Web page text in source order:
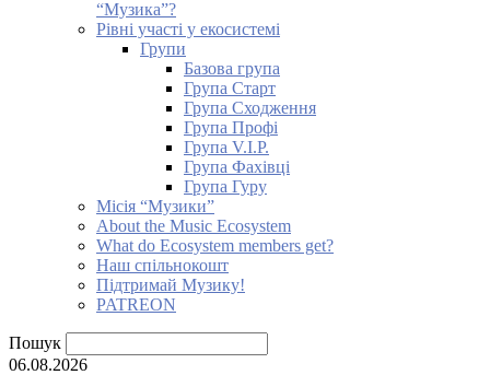
“Музика”?
Рівні участі у екосистемі
Групи
Базова група
Група Старт
Група Сходження
Група Профі
Група V.I.P.
Група Фахівці
Група Гуру
Місія “Музики”
About the Music Ecosystem
What do Ecosystem members get?
Наш спільнокошт
Підтримай Музику!
PATREON
Пошук
06.08.2026